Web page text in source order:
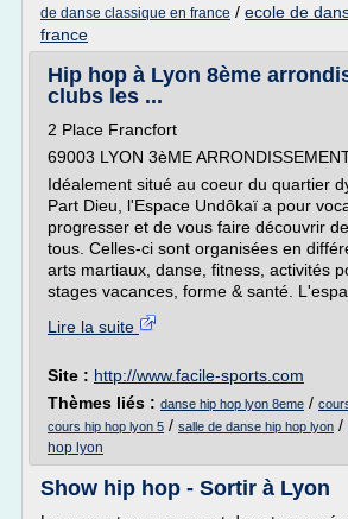
de danse classique en france / ecole de
france
Hip hop à Lyon 8ème
clubs les ...
2 Place Francfort
69003 LYON 3èME
Idéalement situé au coeur du quartier
Part Dieu, l'Espace Undôkaï a pour
progresser et de vous faire découvrir
tous. Celles-ci sont organisées en
arts martiaux, danse, fitness, activités
stages vacances, forme & santé.
Lire la suite
Site : http://www.facile-sports.com
Thèmes liés : danse hip hop lyon 8eme /
cours hip hop lyon 5 / salle de danse hip hop lyon /
hop lyon
Show hip hop - Sortir à Lyon